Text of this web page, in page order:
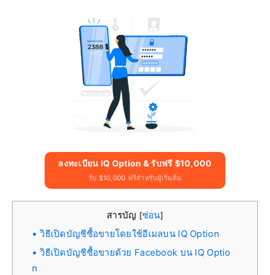
ลงทะเบียน IQ Option & รับฟรี $10,000
รับ $10,000 ฟรีสำหรับผู้เริ่มต้น
สารบัญ [ซ่อน]
วิธีเปิดบัญชีซื้อขายโดยใช้อีเมลบน IQ Option
วิธีเปิดบัญชีซื้อขายด้วย Facebook บน IQ Optio
n